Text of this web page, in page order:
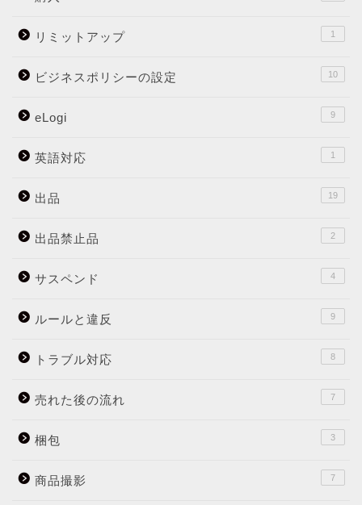
リミットアップ 1
ビジネスポリシーの設定 10
eLogi 9
英語対応 1
出品 19
出品禁止品 2
サスペンド 4
ルールと違反 9
トラブル対応 8
売れた後の流れ 7
梱包 3
商品撮影 7